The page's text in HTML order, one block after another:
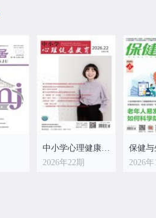
护理研究
2025年15期
护理研
2025年
中小学心理健康教育
2026年22期
保健与
2026年